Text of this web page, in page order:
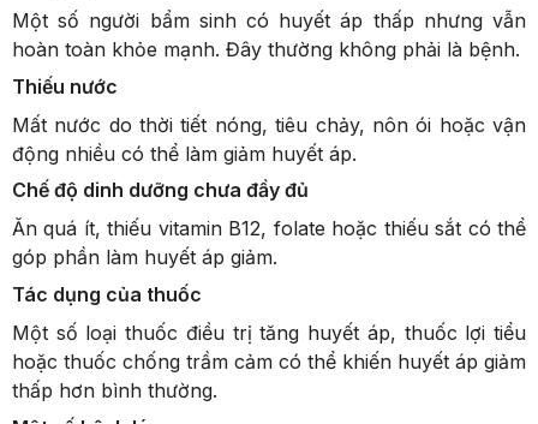
Một số người bẩm sinh có huyết áp thấp nhưng vẫn
hoàn toàn khỏe mạnh. Đây thường không phải là bệnh.
Thiếu nước
Mất nước do thời tiết nóng, tiêu chảy, nôn ói hoặc vận
động nhiều có thể làm giảm huyết áp.
Chế độ dinh dưỡng chưa đầy đủ
Ăn quá ít, thiếu vitamin B12, folate hoặc thiếu sắt có thể
góp phần làm huyết áp giảm.
Tác dụng của thuốc
Một số loại thuốc điều trị tăng huyết áp, thuốc lợi tiểu
hoặc thuốc chống trầm cảm có thể khiến huyết áp giảm
thấp hơn bình thường.